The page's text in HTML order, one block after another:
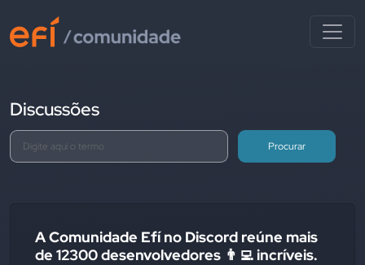
Discussões
Procurar
A Comunidade Efí no Discord reúne mais
de 12300 desenvolvedores 👨‍💻 incríveis.